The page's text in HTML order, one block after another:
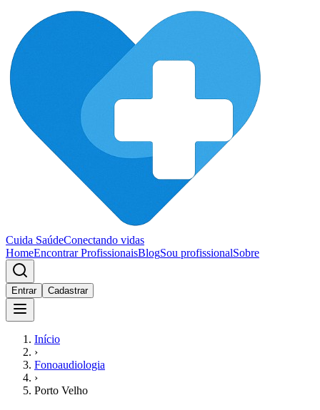
Cuida SaúdeConectando vidas
HomeEncontrar ProfissionaisBlogSou profissionalSobre
Entrar Cadastrar
Início
›
Fonoaudiologia
›
Porto Velho